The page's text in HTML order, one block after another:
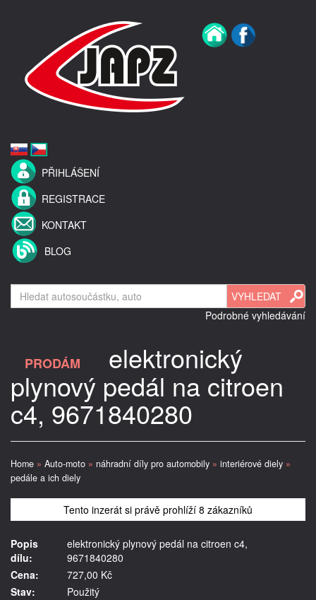
PŘIHLÁŠENÍ
REGISTRACE
KONTAKT
BLOG
Podrobné vyhledávání
PRODÁM elektronický
plynový pedál na citroen
c4, 9671840280
Home » Auto-moto » náhradní díly pro automobily » interiérové diely »
pedále a ich diely
Tento inzerát si právě prohlíží 8 zákazníků
Popis
dílu:
elektronický plynový pedál na citroen c4,
9671840280
Cena:
727,00 Kč
Stav:
Použitý